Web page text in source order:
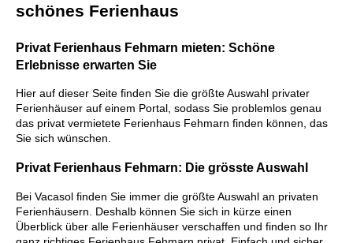
schönes Ferienhaus
Privat Ferienhaus Fehmarn mieten: Schöne
Erlebnisse erwarten Sie
Hier auf dieser Seite finden Sie die größte Auswahl privater
Ferienhäuser auf einem Portal, sodass Sie problemlos genau
das privat vermietete Ferienhaus Fehmarn finden können, das
Sie sich wünschen.
Privat Ferienhaus Fehmarn: Die grösste Auswahl
Bei Vacasol finden Sie immer die größte Auswahl an privaten
Ferienhäusern. Deshalb können Sie sich in kürze einen
Überblick über alle Ferienhäuser verschaffen und finden so Ihr